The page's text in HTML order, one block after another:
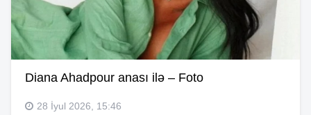
Diana Ahadpour anası ilə – Foto
28 İyul 2026, 15:46